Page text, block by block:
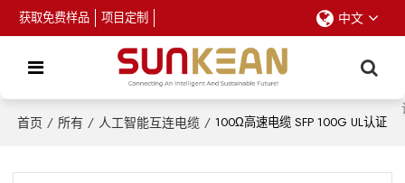
获取免费样品 项目定制 中文
首页 / 所有 / 人工智能互连电缆 / 100Ω高速电缆 SFP 100G UL认证